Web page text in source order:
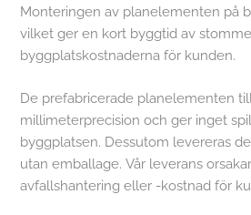
Monteringen av planelementen på
vilket ger en kort byggtid av
byggplatskostnaderna för kunden.
De prefabricerade planelementen
millimeterprecision och ger inget
byggplatsen. Dessutom levereras
utan emballage. Vår leverans
avfallshantering eller -kostnad för